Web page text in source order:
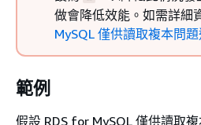
做會降低效能。如需詳細
MySQL 僅供讀取複本問
範例
假設 RDS for MySQL 僅供讀取